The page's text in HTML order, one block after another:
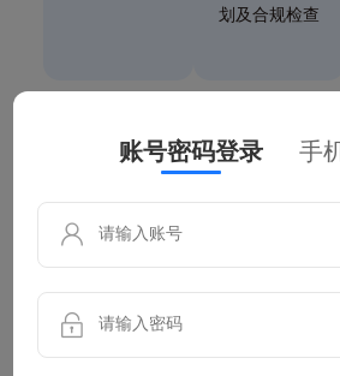
划及合规检查
汇
收付汇合规咨询
离/在岸银行账户开立、
出口
智能
账号密码登录 手